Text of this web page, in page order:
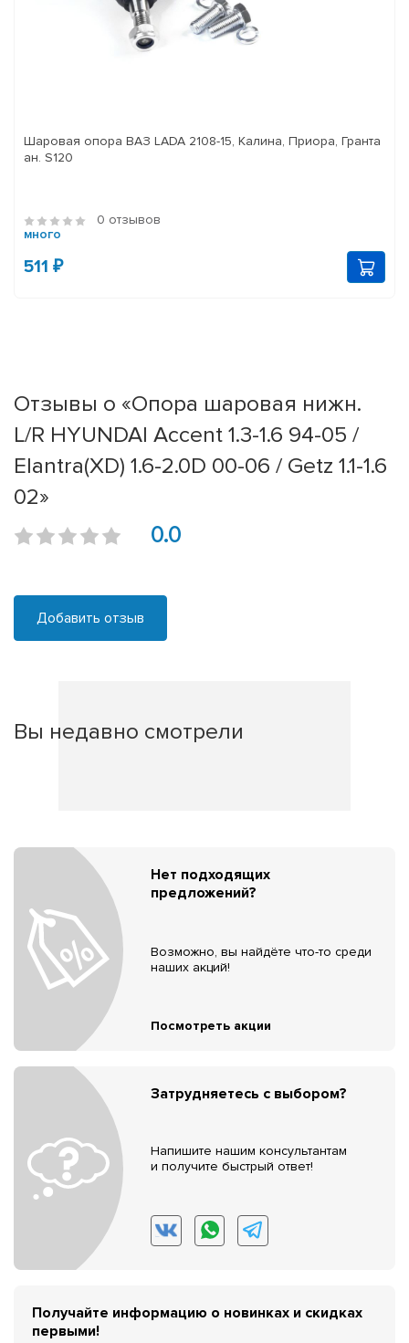
Шаровая опора ВАЗ LADA 2108-15, Калина, Приора, Гранта
ан. S120
0 отзывов
много
511 ₽
Отзывы о «Опора шаровая нижн.
L/R HYUNDAI Accent 1.3-1.6 94-05 /
Elantra(XD) 1.6-2.0D 00-06 / Getz 1.1-1.6
02»
0.0
Добавить отзыв
Вы недавно смотрели
Нет подходящих
предложений?
Возможно, вы найдёте что-то среди
наших акций!
Посмотреть акции
Затрудняетесь с выбором?
Напишите нашим консультантам
и получите быстрый ответ!
Получайте информацию о новинках и скидках
первыми!